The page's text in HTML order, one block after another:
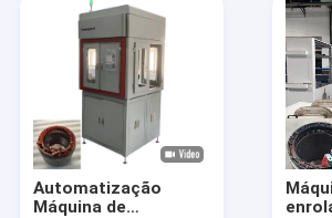
Automatização
Máquina de